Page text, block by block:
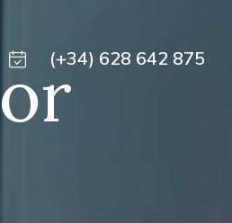
(+34) 628 642 875